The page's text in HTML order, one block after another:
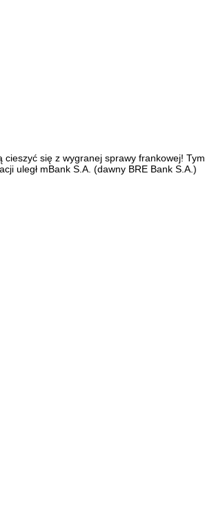
cieszyć się z wygranej sprawy frankowej! Tym
uległ mBank S.A. (dawny BRE Bank S.A.)